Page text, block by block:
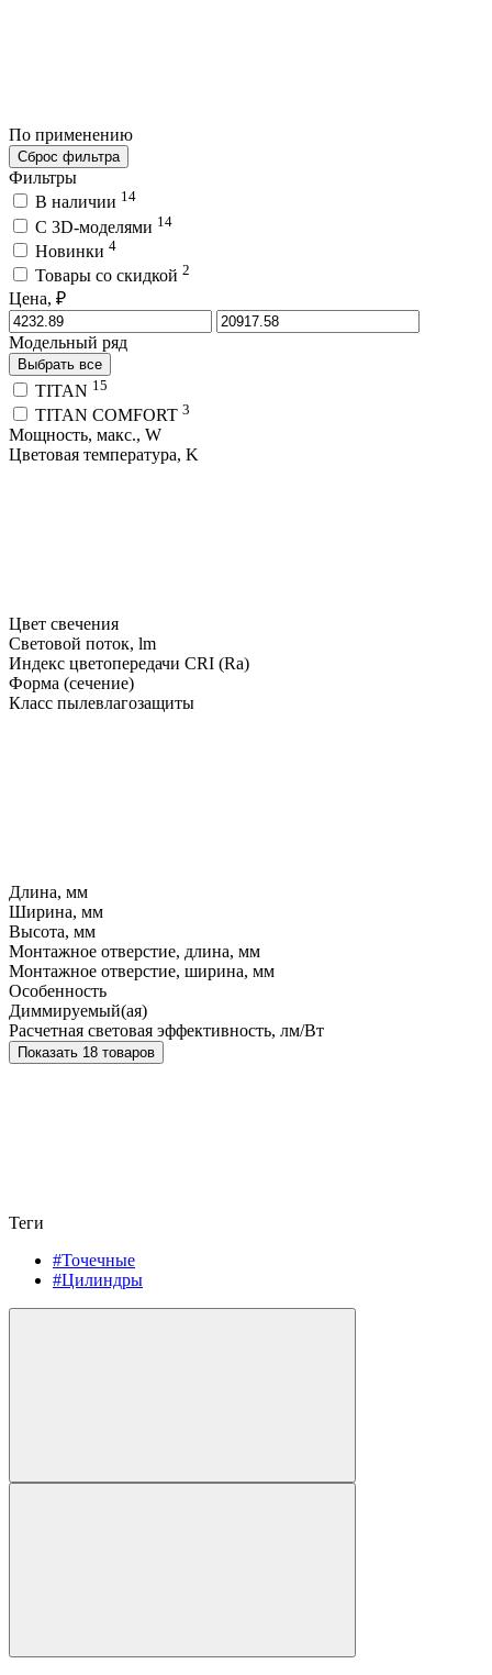
По применению
Сброс фильтра
Фильтры
В наличии 14
C 3D-моделями 14
Новинки 4
Товары со скидкой 2
Цена, ₽
Модельный ряд
Выбрать все
TITAN 15
TITAN COMFORT 3
Мощность, макс., W
Цветовая температура, K
Цвет свечения
Световой поток, lm
Индекс цветопередачи CRI (Ra)
Форма (сечение)
Класс пылевлагозащиты
Длина, мм
Ширина, мм
Высота, мм
Монтажное отверстие, длина, мм
Монтажное отверстие, ширина, мм
Особенность
Диммируемый(ая)
Расчетная световая эффективность, лм/Вт
Показать 18 товаров
Теги
#Точечные
#Цилиндры